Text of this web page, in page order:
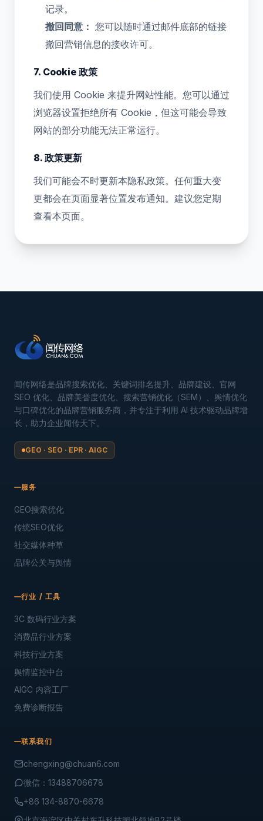
记录。
撤回同意： 您可以随时通过邮件底部的链接
撤回营销信息的接收许可。
7. Cookie 政策
我们使用 Cookie 来提升网站性能。您可以通过
浏览器设置拒绝所有 Cookie，但这可能会导致
网站的部分功能无法正常运行。
8. 政策更新
我们可能会不时更新本隐私政策。任何重大变
更都会在页面显著位置发布通知。建议您定期
查看本页面。
闻传网络是品牌搜索优化、关键词排名提升、品牌建设、官网
SEO 优化、品牌美誉度优化、搜索营销优化（SEM）、舆情优化
与口碑优化的品牌营销服务商，并专注于利用 AI 技术驱动品牌增
长，助力企业闻传天下。
GEO · SEO · EPR · AIGC
服务
GEO搜索优化
传统SEO优化
社交媒体种草
品牌公关与舆情
行业 / 工具
3C 数码行业方案
消费品行业方案
科技行业方案
舆情监控中台
AIGC 内容工厂
免费诊断报告
联系我们
chengxing@chuan6.com
微信：13488706678
+86 134-8870-6678